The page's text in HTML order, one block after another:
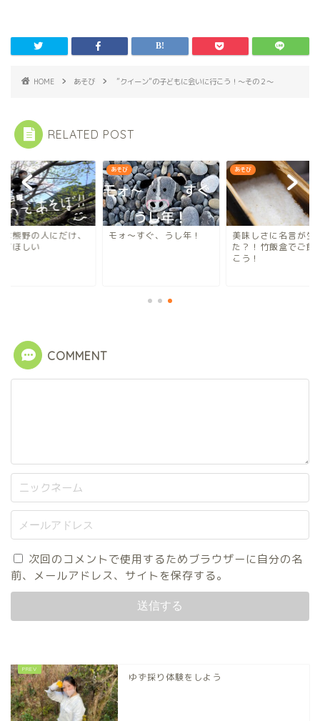
HOME あそび ”クイーン”の子どもに会いに行こう！～その２～
RELATED POST
熊野の人にだけ、
てほしい
あそび
モォ～すぐ、うし年！
あそび
美味しさに名言が生
た？！竹飯盒でご飯
こう！
COMMENT
次回のコメントで使用するためブラウザーに自分の名
前、メールアドレス、サイトを保存する。
ゆず採り体験をしよう